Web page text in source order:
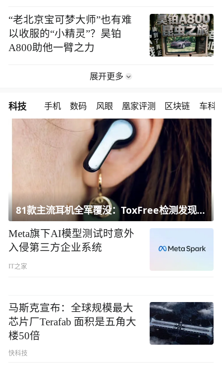
“老北京宝可梦大师”也有难
以收服的“小精灵”？昊铂
A800助他一臂之力
展开更多
科技 手机 数码 风眼 凰家评测 区块链 车科
81款主流耳机全军覆没：ToxFree检测发现均含对人体有害化学物质
Meta旗下AI模型测试时意外
入侵第三方企业系统
IT之家
马斯克宣布：全球规模最大
芯片厂Terafab 面积是五角大
楼50倍
快科技